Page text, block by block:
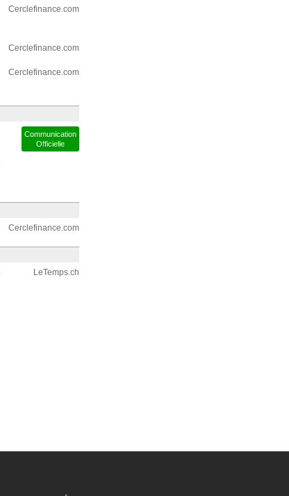
Cerclefinance.com
Cerclefinance.com
Cerclefinance.com
Communication
Officielle
Cerclefinance.com
LeTemps.ch